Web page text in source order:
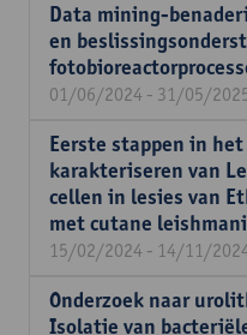
Data mining-
en
01/06/2024 - 31/05/
Eerste stappen in
karakteriseren van
cellen in lesies van
met cutane
15/02/2024 - 14/11/
Onderzoek naar
Isolatie van